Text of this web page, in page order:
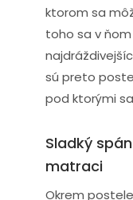
ktorom sa
toho sa v
sú preto
pod ktorými sa
Sladký
matraci
Okrem